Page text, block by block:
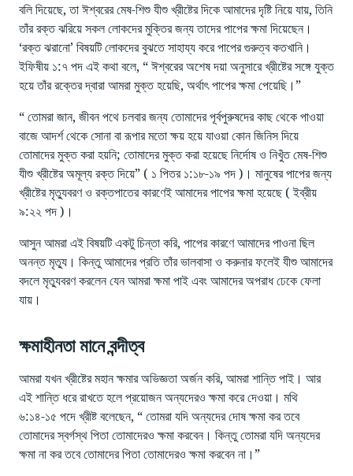
বলি দিয়েছে, তা ঈশ্বরের মেষ-শিশু যীশু খ্রীষ্টের দিকে আমাদের দৃষ্টি নিয়ে যায়, তিনি
তাঁর রক্ত ঝরিয়ে সকল লোকদের মুক্তির জন্য তাদের পাপের ক্ষমা দিয়েছেন।
‘রক্ত ঝরানো’ বিষয়টি লোকদের বুঝতে সাহায্য করে পাপের গুরুত্ব কতখানি।
ইফিষীয় ১:৭ পদ এই কথা বলে, “ ঈশ্বরের অশেষ দয়া অনুসারে খ্রীষ্টের সঙ্গে যুক্ত
হয়ে তাঁর রক্তের দ্বারা আমরা মুক্ত হয়েছি, অর্থাৎ পাপের ক্ষমা পেয়েছি।”
“ তোমরা জান, জীবন পথে চলবার জন্য তোমাদের পূর্বপুরুষদের কাছ থেকে পাওয়া
বাজে আদর্শ থেকে সোনা বা রূপার মতো ক্ষয় হয়ে যাওয়া কোন জিনিস দিয়ে
তোমাদের মুক্ত করা হয়নি; তোমাদের মুক্ত করা হয়েছে নির্দোষ ও নিখুঁত মেষ-শিশু
যীশু খ্রীষ্টের অমূল্য রক্ত দিয়ে” ( ১ পিতর ১:১৮-১৯ পদ )। মানুষের পাপের জন্য
খ্রীষ্টের মৃত্যুবরণ ও রক্তপাতের কারণেই আমাদের পাপের ক্ষমা হয়েছে ( ইব্রীয়
৯:২২ পদ )।
আসুন আমরা এই বিষয়টি একটু চিন্তা করি, পাপের কারণে আমাদের পাওনা ছিল
অনন্ত মৃত্যু। কিন্তু আমাদের প্রতি তাঁর ভালবাসা ও করুনার ফলেই যীশু আমাদের
বদলে মৃত্যুবরণ করলেন যেন আমরা ক্ষমা পাই এবং আমাদের অপরাধ ঢেকে ফেলা
যায়।
ক্ষমাহীনতা মানে বন্দীত্ব
আমরা যখন খ্রীষ্টের মহান ক্ষমার অভিজ্ঞতা অর্জন করি, আমরা শান্তি পাই। আর
এই শান্তি ধরে রাখতে হলে প্রয়োজন অন্যদেরও ক্ষমা করে দেওয়া। মথি
৬:১৪-১৫ পদে খ্রীষ্ট বলেছেন, “ তোমরা যদি অন্যদের দোষ ক্ষমা কর তবে
তোমাদের স্বর্গস্থ পিতা তোমাদেরও ক্ষমা করবেন। কিন্তু তোমরা যদি অন্যদের
ক্ষমা না কর তবে তোমাদের পিতা তোমাদেরও ক্ষমা করবেন না।”